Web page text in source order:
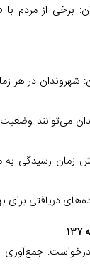
برخی از مردم با
در هر
می‌توانند
زمان رسیدگی به
دریافتی برای
جمع‌آوری